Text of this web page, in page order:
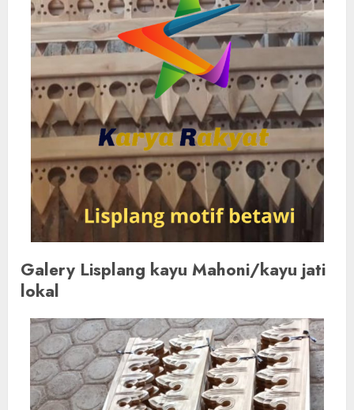
Galery Lisplang kayu Mahoni/kayu jati
lokal